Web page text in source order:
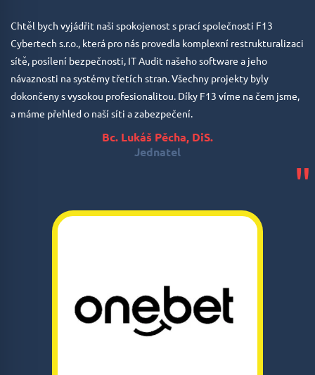
"
Chtěl bych vyjádřit naši spokojenost s prací společnosti F13
Cybertech s.r.o., která pro nás provedla komplexní restrukturalizaci
sítě, posílení bezpečnosti, IT Audit našeho software a jeho
návaznosti na systémy třetích stran. Všechny projekty byly
dokončeny s vysokou profesionalitou. Díky F13 víme na čem jsme,
a máme přehled o naší síti a zabezpečení.
Bc. Lukáš Pěcha, DiS.
Jednatel